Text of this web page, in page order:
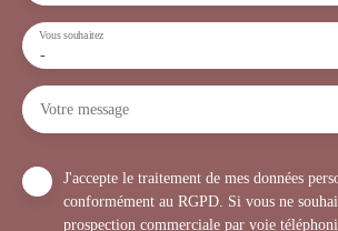
-
Vous souhaitez
Votre message
J'accepte le traitement de mes données
conformément au RGPD. Si vous ne
prospection commerciale par voie